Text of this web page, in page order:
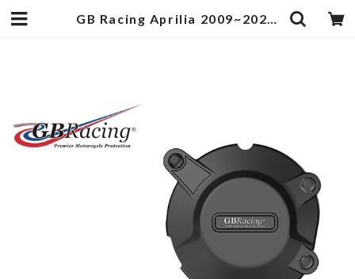
GB Racing Aprilia 2009~2020 RSV4 1000/1100 ジェネレーターカバー | egukengarage